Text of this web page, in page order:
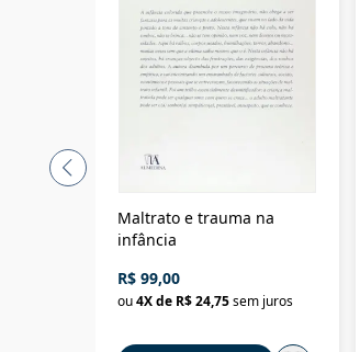
Maltrato e trauma na
infância
R$ 99,00
ou4X de R$ 24,75sem juros